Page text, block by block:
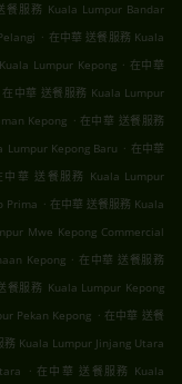
餐服務 Kuala Lumpur Bandar
. 在中華 送餐服務 Kuala
Lumpur Kepong . 在中華
在中華 送餐服務 Kuala Lumpur
Kepong . 在中華 送餐服務
Lumpur Kepong Baru . 在中華
中華 送餐服務 Kuala Lumpur
Prima . 在中華 送餐服務 Kuala
Mwe Kepong Commercial
Kepong . 在中華 送餐服務
餐服務 Kuala Lumpur Kepong
Pekan Kepong . 在中華 送餐
務 Kuala Lumpur Jinjang Utara
. 在中華 送餐服務 Kuala